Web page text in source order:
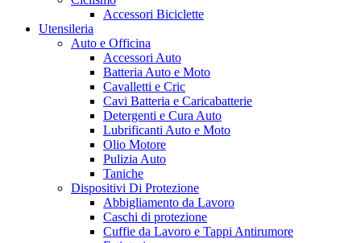
Accessori Biciclette
Utensileria
Auto e Officina
Accessori Auto
Batteria Auto e Moto
Cavalletti e Cric
Cavi Batteria e Caricabatterie
Detergenti e Cura Auto
Lubrificanti Auto e Moto
Olio Motore
Pulizia Auto
Taniche
Dispositivi Di Protezione
Abbigliamento da Lavoro
Caschi di protezione
Cuffie da Lavoro e Tappi Antirumore